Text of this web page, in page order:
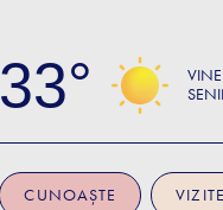
33
CUNOAȘTE